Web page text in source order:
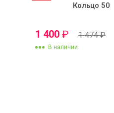
Кольцо 50
1 400 ₽ 1 474₽
В наличии